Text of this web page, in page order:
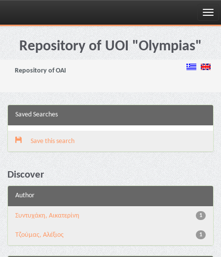
Skip
navigationRepository of UOI "Olympias"
Repository of OAI
Saved Searches
Save this search
Discover
Author
1
Συντυχάκη, Αικατερίνη
1
Τζούμας, Αλέξιος